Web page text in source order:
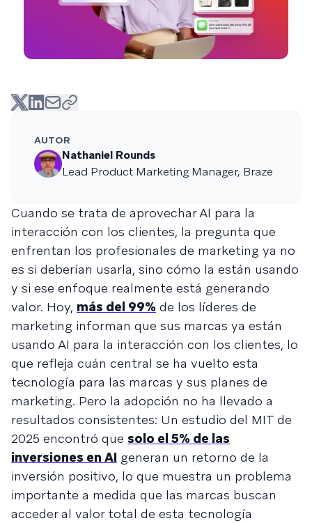
AUTOR
Nathaniel Rounds
Lead Product Marketing Manager, Braze
Cuando se trata de aprovechar AI para la
interacción con los clientes, la pregunta que
enfrentan los profesionales de marketing ya no
es si deberían usarla, sino cómo la están usando
y si ese enfoque realmente está generando
valor. Hoy, más del 99% de los líderes de
marketing informan que sus marcas ya están
usando AI para la interacción con los clientes, lo
que refleja cuán central se ha vuelto esta
tecnología para las marcas y sus planes de
marketing. Pero la adopción no ha llevado a
resultados consistentes: Un estudio del MIT de
2025 encontró que solo el 5% de las
inversiones en AI generan un retorno de la
inversión positivo, lo que muestra un problema
importante a medida que las marcas buscan
acceder al valor total de esta tecnología